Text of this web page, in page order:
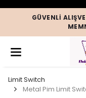
GÜVENLI
Limit Switch
Metal Pim Limit